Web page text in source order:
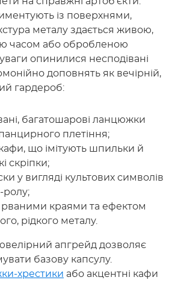
із поверхнями,
металу здається живою,
часом або обробленою
опинилися несподівані
доповнять як вечірній,
гардероб:
багатошарові ланцюжки
плетіння;
що імітують шпильки й
скріпки;
у вигляді культових символів
ролу;
рваними краями та ефектом
рідкого металу.
апгрейд дозволяє
базову капсулу.
хрестики або акцентні кафи